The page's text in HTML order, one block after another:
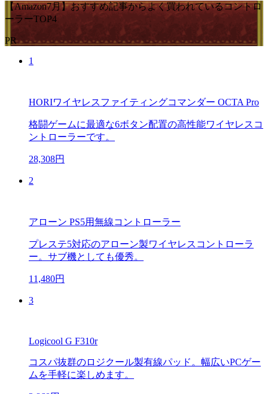
【Amazon7月】おすすめ記事からよく買われているコントロ
ーラーTOP4
PR
1
HORIワイヤレスファイティングコマンダー OCTA Pro
格闘ゲームに最適な6ボタン配置の高性能ワイヤレスコ
ントローラーです。
28,308円
2
アローン PS5用無線コントローラー
プレステ5対応のアローン製ワイヤレスコントローラ
ー。サブ機としても優秀。
11,480円
3
Logicool G F310r
コスパ抜群のロジクール製有線パッド。幅広いPCゲー
ムを手軽に楽しめます。